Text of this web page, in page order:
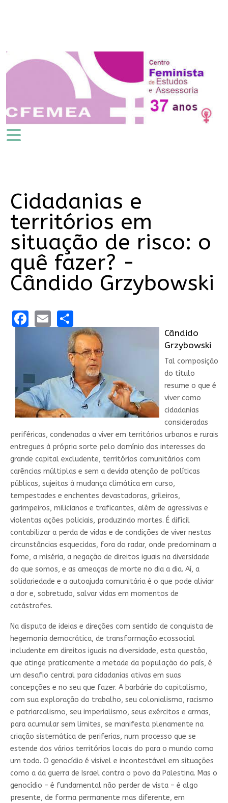
Cidadanias e
territórios em
situação de risco: o
quê fazer? -
Cândido Grzybowski
Facebook
EmailShare
Cândido
Grzybowski
Tal composição
do título
resume o que é
viver como
cidadanias
consideradas
periféricas, condenadas a viver em territórios urbanos e rurais
entregues à própria sorte pelo domínio dos interesses do
grande capital excludente, territórios comunitários com
carências múltiplas e sem a devida atenção de políticas
públicas, sujeitas à mudança climática em curso,
tempestades e enchentes devastadoras, grileiros,
garimpeiros, milicianos e traficantes, além de agressivas e
violentas ações policiais, produzindo mortes. É difícil
contabilizar a perda de vidas e de condições de viver nestas
circunstâncias esquecidas, fora do radar, onde predominam a
fome, a miséria, a negação de direitos iguais na diversidade
do que somos, e as ameaças de morte no dia a dia. Aí, a
solidariedade e a autoajuda comunitária é o que pode aliviar
a dor e, sobretudo, salvar vidas em momentos de
catástrofes.
Na disputa de ideias e direções com sentido de conquista de
hegemonia democrática, de transformação ecossocial
includente em direitos iguais na diversidade, esta questão,
que atinge praticamente a metade da população do país, é
um desafio central para cidadanias ativas em suas
concepções e no seu que fazer. A barbárie do capitalismo,
com sua exploração do trabalho, seu colonialismo, racismo
e patriarcalismo, seu imperialismo, seus exércitos e armas,
para acumular sem limites, se manifesta plenamente na
criação sistemática de periferias, num processo que se
estende dos vários territórios locais do para o mundo como
um todo. O genocídio é visível e incontestável em situações
como a da guerra de Israel contra o povo da Palestina. Mas o
genocídio – é fundamental não perder de vista – é algo
presente, de forma permanente mas diferente, em